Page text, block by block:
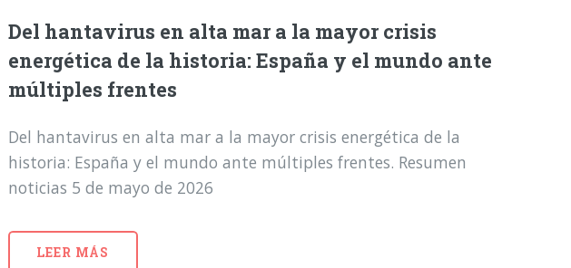
Del hantavirus en alta mar a la mayor crisis
energética de la historia: España y el mundo ante
múltiples frentes
Del hantavirus en alta mar a la mayor crisis energética de la
historia: España y el mundo ante múltiples frentes. Resumen
noticias 5 de mayo de 2026
LEER MÁS